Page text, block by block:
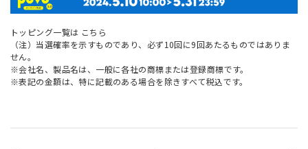
トッピング一覧は こちら
（注）当選確率を示すものであり、必ず10回に9回あたるものではありま
せん。
※会社名、製品名は、一般に各社の商標または登録商標です。
※表記の金額は、特に記載のある場合を除きすべて税込です。